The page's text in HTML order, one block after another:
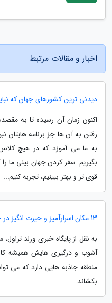
اخبار و مقالات مرتبط
دیدنی ترین کشورهای جهان که
اکنون زمان آن رسیده تا به
رفتن به آن ها جز برنامه
به ما می آموزد که در هیچ
بگیریم. سفر کردن جهان بینی ما
قوی تر و بهتر ببینیم، تجربه کنیم...
13 مکان اسرارآمیز و حیرت انگیز در خاورمیانه
به نقل از پایگاه خبری ورلد
آشوب و درگیری هایش همیشه
منطقه جاذبه هایی دارد که می
بکشاند.